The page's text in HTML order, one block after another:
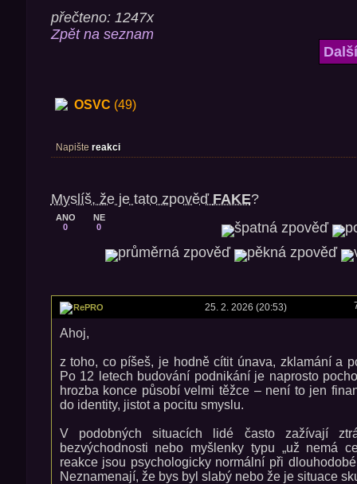
přečteno: 1247x
Zpět na seznam
OSVC (49)
Napište reakci
Myslíš, že je tato zpověď FAKE?
ANO
0
NE
0
RePRO 25. 2. 2026 (20:53)
Ahoj,
z toho, co píšeš, je hodně cítit únava, zklamání a
Po 12 letech budování podnikání je naprosto
hrozba konce působí velmi těžce – není to jen
do identity, jistot a pocitu smyslu.
V podobných situacích lidé často zažívají
bezvýchodnosti nebo myšlenky typu „už nemá
reakce jsou psychologicky normální při
Neznamenají, že bys byl slabý nebo že je situace